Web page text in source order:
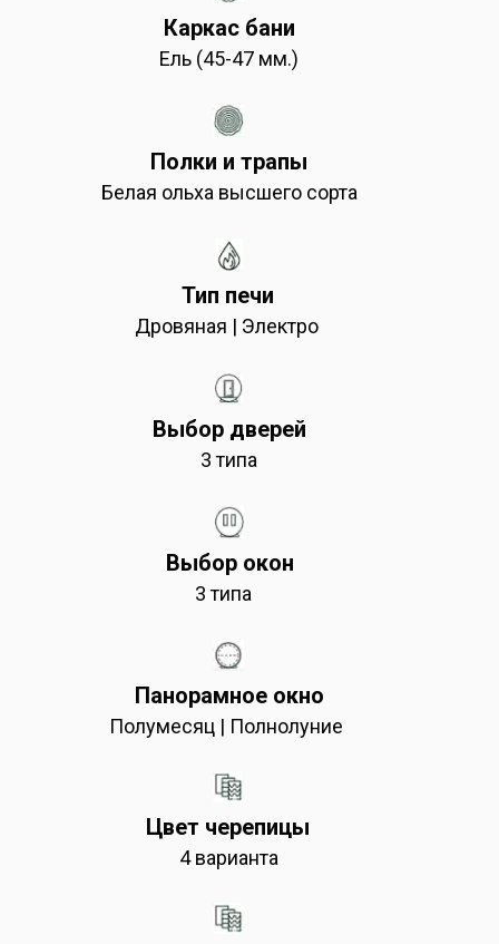
Белая ольха высшего сорта
Полки и трапы
4 варианта
Цвет черепицы
Полумесяц | Полнолуние
Панорамное окно
3 типа
Выбор окон
3 типа
Выбор дверей
Дровяная | Электро
Тип печи
Ель (45-47 мм.)
Каркас бани